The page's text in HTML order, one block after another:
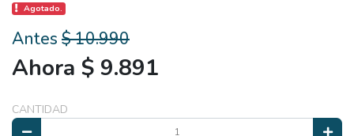
Agotado.
Antes $ 10.990
Ahora $ 9.891
CANTIDAD